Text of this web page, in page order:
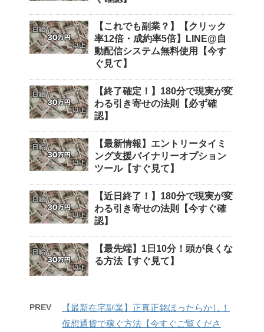
【これでも副業？】【クリック
率12倍・成約率5倍】LINE@自
動配信システム無料使用【今す
ぐ見て】
【終了確定！】180分で現実が変
わる引き寄せの法則【必ず確
認】
【最新情報】エントリータイミ
ング支援バイナリーオプション
ツール【すぐ見て】
【近日終了！】180分で現実が変
わる引き寄せの法則【今すぐ確
認】
【最先端】1日10分！頭が良くな
る方法【すぐ見て】
PREV
【最新在宅副業】正真正銘ほったらかし！
仮想通貨で稼ぐ方法【今すぐご覧くださ